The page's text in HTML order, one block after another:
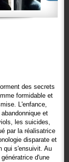
des secrets
formidable et
L'enfance,
et
les suicides,
par la réalisatrice
disparate et
qui s'ensuivit. Au
d'une